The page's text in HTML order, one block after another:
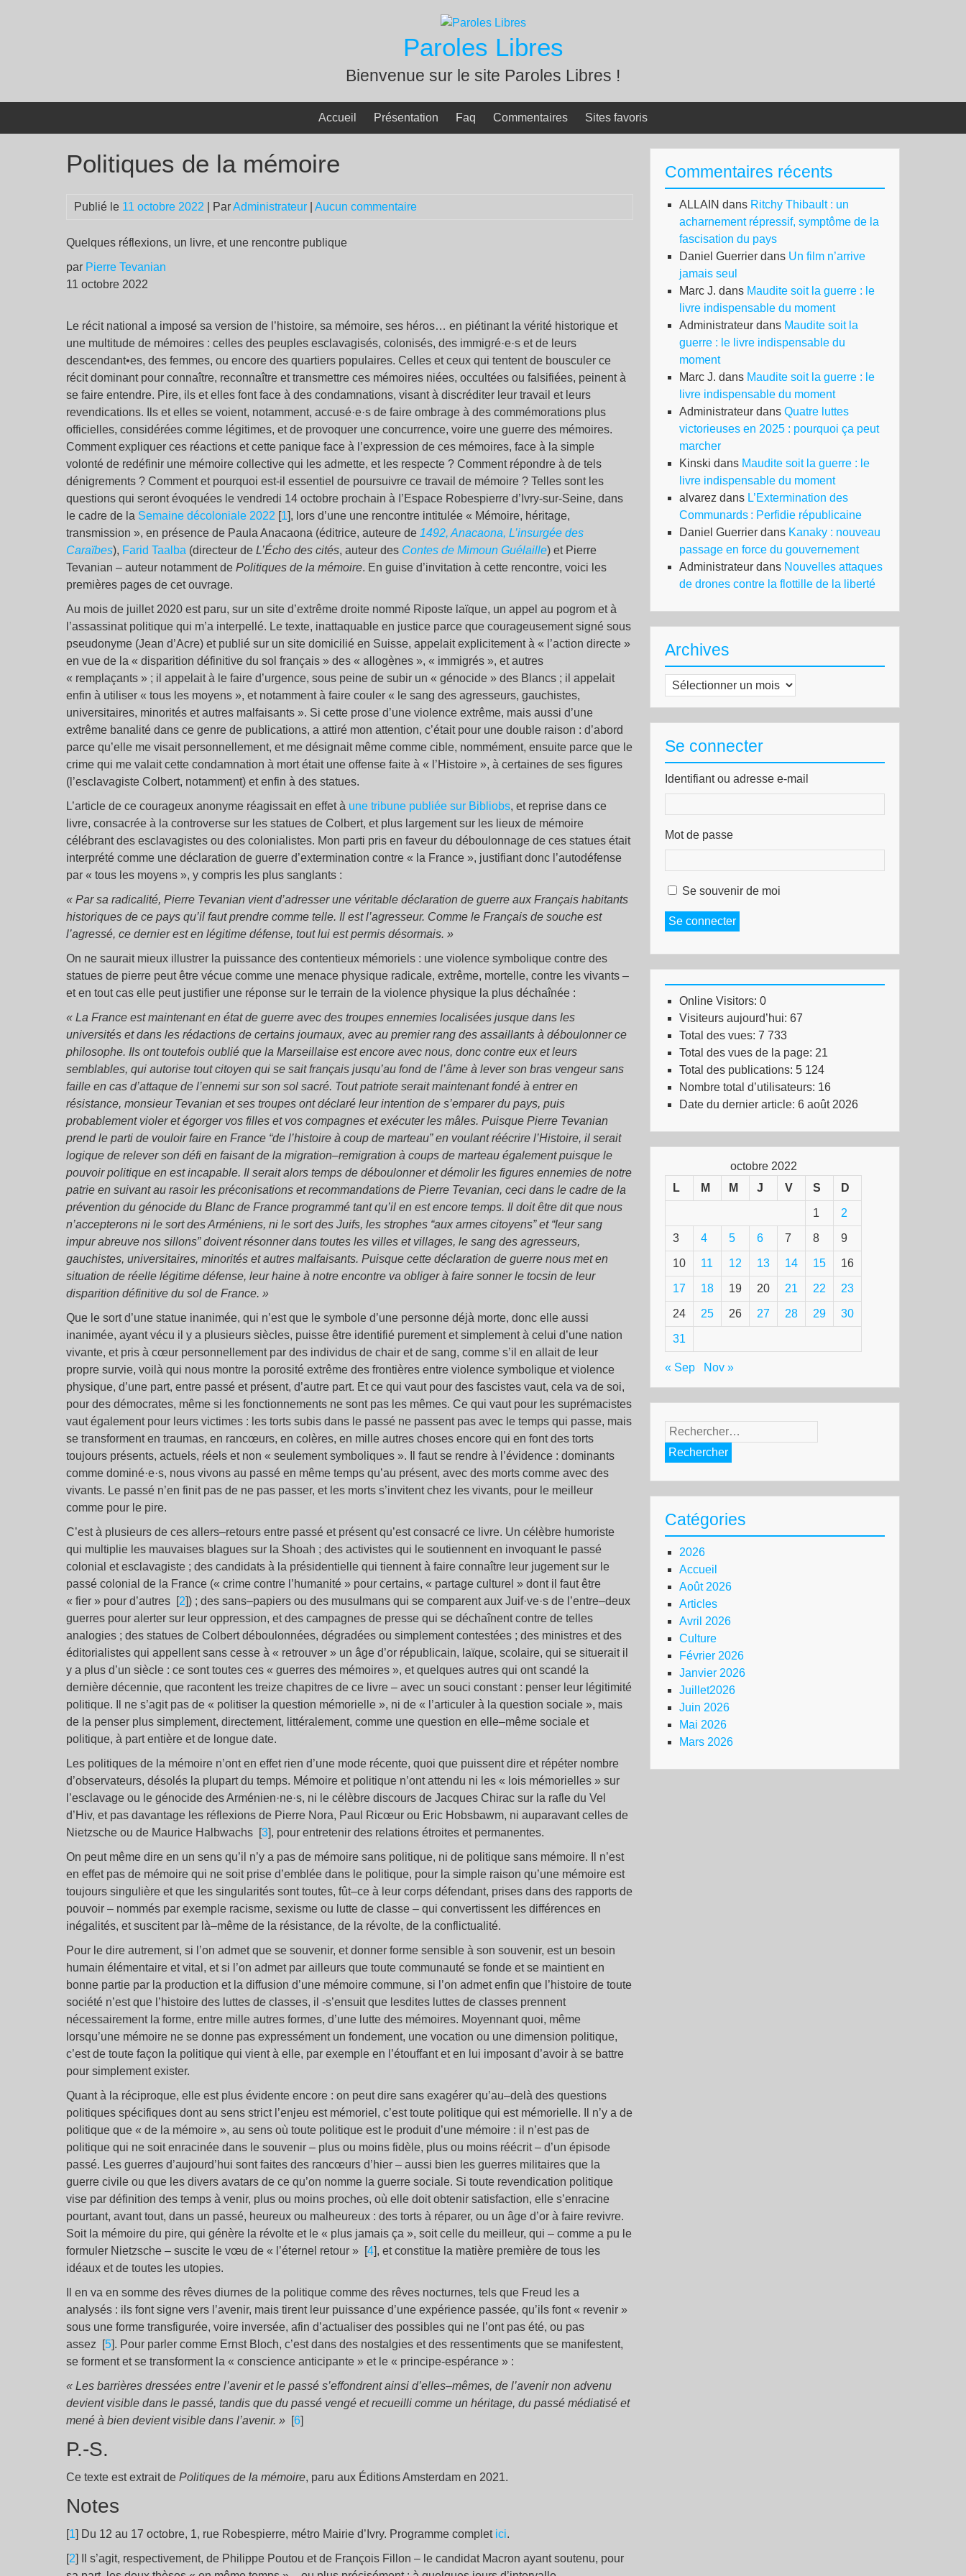
Paroles Libres
Bienvenue sur le site Paroles Libres !
Accueil Présentation Faq Commentaires Sites favoris
Politiques de la mémoire
Publié le 11 octobre 2022 | ParAdministrateur Aucun commentaire
Quelques réflexions, un livre, et une rencontre publique
par Pierre Tevanian
11 octobre 2022
Le récit national a imposé sa version de l’histoire, sa mémoire, ses héros… en piétinant la vérité historique et
une multitude de mémoires : celles des peuples esclavagisés, colonisés, des immigré·e·s et de leurs
descendant•es, des femmes, ou encore des quartiers populaires. Celles et ceux qui tentent de bousculer ce
récit dominant pour connaître, reconnaître et transmettre ces mémoires niées, occultées ou falsifiées, peinent à
se faire entendre. Pire, ils et elles font face à des condamnations, visant à discréditer leur travail et leurs
revendications. Ils et elles se voient, notamment, accusé·e·s de faire ombrage à des commémorations plus
officielles, considérées comme légitimes, et de provoquer une concurrence, voire une guerre des mémoires.
Comment expliquer ces réactions et cette panique face à l’expression de ces mémoires, face à la simple
volonté de redéfinir une mémoire collective qui les admette, et les respecte ? Comment répondre à de tels
dénigrements ? Comment et pourquoi est-il essentiel de poursuivre ce travail de mémoire ? Telles sont les
questions qui seront évoquées le vendredi 14 octobre prochain à I’Espace Robespierre d’Ivry-sur-Seine, dans
le cadre de la Semaine décoloniale 2022 [1], lors d’une une rencontre intitulée « Mémoire, héritage,
transmission », en présence de Paula Anacaona (éditrice, auteure de 1492, Anacaona, L’insurgée des
Caraïbes), Farid Taalba (directeur de L’Écho des cités, auteur des Contes de Mimoun Guélaille) et Pierre
Tevanian – auteur notamment de Politiques de la mémoire. En guise d’invitation à cette rencontre, voici les
premières pages de cet ouvrage.
Au mois de juillet 2020 est paru, sur un site d’extrême droite nommé Riposte laïque, un appel au pogrom et à
l’assassinat politique qui m’a interpellé. Le texte, inattaquable en justice parce que courageusement signé sous
pseudonyme (Jean d’Acre) et publié sur un site domicilié en Suisse, appelait explicitement à « l’action directe »
en vue de la « disparition définitive du sol français » des « allogènes », « immigrés », et autres
« remplaçants » ; il appelait à le faire d’urgence, sous peine de subir un « génocide » des Blancs ; il appelait
enfin à utiliser « tous les moyens », et notamment à faire couler « le sang des agresseurs, gauchistes,
universitaires, minorités et autres malfaisants ». Si cette prose d’une violence extrême, mais aussi d’une
extrême banalité dans ce genre de publications, a attiré mon attention, c’était pour une double raison : d’abord
parce qu’elle me visait personnellement, et me désignait même comme cible, nommément, ensuite parce que le
crime qui me valait cette condamnation à mort était une offense faite à « l’Histoire », à certaines de ses figures
(l’esclavagiste Colbert, notamment) et enfin à des statues.
L’article de ce courageux anonyme réagissait en effet à une tribune publiée sur Bibliobs, et reprise dans ce
livre, consacrée à la controverse sur les statues de Colbert, et plus largement sur les lieux de mémoire
célébrant des esclavagistes ou des colonialistes. Mon parti pris en faveur du déboulonnage de ces statues était
interprété comme une déclaration de guerre d’extermination contre « la France », justifiant donc l’autodéfense
par « tous les moyens », y compris les plus sanglants :
« Par sa radicalité, Pierre Tevanian vient d’adresser une véritable déclaration de guerre aux Français habitants
historiques de ce pays qu’il faut prendre comme telle. Il est l’agresseur. Comme le Français de souche est
l’agressé, ce dernier est en légitime défense, tout lui est permis désormais. »
On ne saurait mieux illustrer la puissance des contentieux mémoriels : une violence symbolique contre des
statues de pierre peut être vécue comme une menace physique radicale, extrême, mortelle, contre les vivants –
et en tout cas elle peut justifier une réponse sur le terrain de la violence physique la plus déchaînée :
« La France est maintenant en état de guerre avec des troupes ennemies localisées jusque dans les
universités et dans les rédactions de certains journaux, avec au premier rang des assaillants à déboulonner ce
philosophe. Ils ont toutefois oublié que la Marseillaise est encore avec nous, donc contre eux et leurs
semblables, qui autorise tout citoyen qui se sait français jusqu’au fond de l’âme à lever son bras vengeur sans
faille en cas d’attaque de l’ennemi sur son sol sacré. Tout patriote serait maintenant fondé à entrer en
résistance, monsieur Tevanian et ses troupes ont déclaré leur intention de s’emparer du pays, puis
probablement violer et égorger vos filles et vos compagnes et exécuter les mâles. Puisque Pierre Tevanian
prend le parti de vouloir faire en France “de l’histoire à coup de marteau” en voulant réécrire l’Histoire, il serait
logique de relever son défi en faisant de la migration–remigration à coups de marteau également puisque le
pouvoir politique en est incapable. Il serait alors temps de déboulonner et démolir les figures ennemies de notre
patrie en suivant au rasoir les préconisations et recommandations de Pierre Tevanian, ceci dans le cadre de la
prévention du génocide du Blanc de France programmé tant qu’il en est encore temps. Il doit être dit que nous
n’accepterons ni le sort des Arméniens, ni le sort des Juifs, les strophes “aux armes citoyens” et “leur sang
impur abreuve nos sillons” doivent résonner dans toutes les villes et villages, le sang des agresseurs,
gauchistes, universitaires, minorités et autres malfaisants. Puisque cette déclaration de guerre nous met en
situation de réelle légitime défense, leur haine à notre encontre va obliger à faire sonner le tocsin de leur
disparition définitive du sol de France. »
Que le sort d’une statue inanimée, qui n’est que le symbole d’une personne déjà morte, donc elle aussi
inanimée, ayant vécu il y a plusieurs siècles, puisse être identifié purement et simplement à celui d’une nation
vivante, et pris à cœur personnellement par des individus de chair et de sang, comme s’il en allait de leur
propre survie, voilà qui nous montre la porosité extrême des frontières entre violence symbolique et violence
physique, d’une part, entre passé et présent, d’autre part. Et ce qui vaut pour des fascistes vaut, cela va de soi,
pour des démocrates, même si les fonctionnements ne sont pas les mêmes. Ce qui vaut pour les suprémacistes
vaut également pour leurs victimes : les torts subis dans le passé ne passent pas avec le temps qui passe, mais
se transforment en traumas, en rancœurs, en colères, en mille autres choses encore qui en font des torts
toujours présents, actuels, réels et non « seulement symboliques ». Il faut se rendre à l’évidence : dominants
comme dominé·e·s, nous vivons au passé en même temps qu’au présent, avec des morts comme avec des
vivants. Le passé n’en finit pas de ne pas passer, et les morts s’invitent chez les vivants, pour le meilleur
comme pour le pire.
C’est à plusieurs de ces allers–retours entre passé et présent qu’est consacré ce livre. Un célèbre humoriste
qui multiplie les mauvaises blagues sur la Shoah ; des activistes qui le soutiennent en invoquant le passé
colonial et esclavagiste ; des candidats à la présidentielle qui tiennent à faire connaître leur jugement sur le
passé colonial de la France (« crime contre l’humanité » pour certains, « partage culturel » dont il faut être
« fier » pour d’autres [2]) ; des sans–papiers ou des musulmans qui se comparent aux Juif·ve·s de l’entre–deux
guerres pour alerter sur leur oppression, et des campagnes de presse qui se déchaînent contre de telles
analogies ; des statues de Colbert déboulonnées, dégradées ou simplement contestées ; des ministres et des
éditorialistes qui appellent sans cesse à « retrouver » un âge d’or républicain, laïque, scolaire, qui se situerait il
y a plus d’un siècle : ce sont toutes ces « guerres des mémoires », et quelques autres qui ont scandé la
dernière décennie, que racontent les treize chapitres de ce livre – avec un souci constant : penser leur légitimité
politique. Il ne s’agit pas de « politiser la question mémorielle », ni de « l’articuler à la question sociale », mais
de la penser plus simplement, directement, littéralement, comme une question en elle–même sociale et
politique, à part entière et de longue date.
Les politiques de la mémoire n’ont en effet rien d’une mode récente, quoi que puissent dire et répéter nombre
d’observateurs, désolés la plupart du temps. Mémoire et politique n’ont attendu ni les « lois mémorielles » sur
l’esclavage ou le génocide des Arménien·ne·s, ni le célèbre discours de Jacques Chirac sur la rafle du Vel
d’Hiv, et pas davantage les réflexions de Pierre Nora, Paul Ricœur ou Eric Hobsbawm, ni auparavant celles de
Nietzsche ou de Maurice Halbwachs [3], pour entretenir des relations étroites et permanentes.
On peut même dire en un sens qu’il n’y a pas de mémoire sans politique, ni de politique sans mémoire. Il n’est
en effet pas de mémoire qui ne soit prise d’emblée dans le politique, pour la simple raison qu’une mémoire est
toujours singulière et que les singularités sont toutes, fût–ce à leur corps défendant, prises dans des rapports de
pouvoir – nommés par exemple racisme, sexisme ou lutte de classe – qui convertissent les différences en
inégalités, et suscitent par là–même de la résistance, de la révolte, de la conflictualité.
Pour le dire autrement, si l’on admet que se souvenir, et donner forme sensible à son souvenir, est un besoin
humain élémentaire et vital, et si l’on admet par ailleurs que toute communauté se fonde et se maintient en
bonne partie par la production et la diffusion d’une mémoire commune, si l’on admet enfin que l’histoire de toute
société n’est que l’histoire des luttes de classes, il -s’ensuit que lesdites luttes de classes prennent
nécessairement la forme, entre mille autres formes, d’une lutte des mémoires. Moyennant quoi, même
lorsqu’une mémoire ne se donne pas expressément un fondement, une vocation ou une dimension politique,
c’est de toute façon la politique qui vient à elle, par exemple en l’étouffant et en lui imposant d’avoir à se battre
pour simplement exister.
Quant à la réciproque, elle est plus évidente encore : on peut dire sans exagérer qu’au–delà des questions
politiques spécifiques dont au sens strict l’enjeu est mémoriel, c’est toute politique qui est mémorielle. Il n’y a de
politique que « de la mémoire », au sens où toute politique est le produit d’une mémoire : il n’est pas de
politique qui ne soit enracinée dans le souvenir – plus ou moins fidèle, plus ou moins réécrit – d’un épisode
passé. Les guerres d’aujourd’hui sont faites des rancœurs d’hier – aussi bien les guerres militaires que la
guerre civile ou que les divers avatars de ce qu’on nomme la guerre sociale. Si toute revendication politique
vise par définition des temps à venir, plus ou moins proches, où elle doit obtenir satisfaction, elle s’enracine
pourtant, avant tout, dans un passé, heureux ou malheureux : des torts à réparer, ou un âge d’or à faire revivre.
Soit la mémoire du pire, qui génère la révolte et le « plus jamais ça », soit celle du meilleur, qui – comme a pu le
formuler Nietzsche – suscite le vœu de « l’éternel retour » [4], et constitue la matière première de tous les
idéaux et de toutes les utopies.
Il en va en somme des rêves diurnes de la politique comme des rêves nocturnes, tels que Freud les a
analysés : ils font signe vers l’avenir, mais tirent leur puissance d’une expérience passée, qu’ils font « revenir »
sous une forme transfigurée, voire inversée, afin d’actualiser des possibles qui ne l’ont pas été, ou pas
assez [5]. Pour parler comme Ernst Bloch, c’est dans des nostalgies et des ressentiments que se manifestent,
se forment et se transforment la « conscience anticipante » et le « principe-espérance » :
« Les barrières dressées entre l’avenir et le passé s’effondrent ainsi d’elles–mêmes, de l’avenir non advenu
devient visible dans le passé, tandis que du passé vengé et recueilli comme un héritage, du passé médiatisé et
mené à bien devient visible dans l’avenir. » [6]
P.-S.
Ce texte est extrait de Politiques de la mémoire, paru aux Éditions Amsterdam en 2021.
Notes
[1] Du 12 au 17 octobre, 1, rue Robespierre, métro Mairie d’Ivry. Programme complet ici.
[2] Il s’agit, respectivement, de Philippe Poutou et de François Fillon – le candidat Macron ayant soutenu, pour
Commentaires récents
ALLAIN dans Ritchy Thibault : un
acharnement répressif, symptôme de la
fascisation du pays
Daniel Guerrier dans Un film n’arrive
jamais seul
Marc J. dans Maudite soit la guerre : le
livre indispensable du moment
Administrateur dans Maudite soit la
guerre : le livre indispensable du
moment
Marc J. dans Maudite soit la guerre : le
livre indispensable du moment
Administrateur dans Quatre luttes
victorieuses en 2025 : pourquoi ça peut
marcher
Kinski dans Maudite soit la guerre : le
livre indispensable du moment
alvarez dans L’Extermination des
Communards : Perfidie républicaine
Daniel Guerrier dans Kanaky : nouveau
passage en force du gouvernement
Administrateur dans Nouvelles attaques
de drones contre la flottille de la liberté
Archives
Archives
Se connecter
Identifiant ou adresse e-mail
Mot de passe
Se souvenir de moi
Se connecter
Online Visitors: 0
Visiteurs aujourd’hui: 67
Total des vues: 7 733
Total des vues de la page: 21
Total des publications: 5 124
Nombre total d’utilisateurs: 16
Date du dernier article: 6 août 2026
octobre 2022
L
M M J V S D
1 2
3 4 5 6 7 8 9
10 11 12 13 14 15 16
17 18 19 20 21 22 23
24 25 26 27 28 29 30
31
« Sep Nov »
Rechercher :
Catégories
2026
Accueil
Août 2026
Articles
Avril 2026
Culture
Février 2026
Janvier 2026
Juillet2026
Juin 2026
Mai 2026
Mars 2026